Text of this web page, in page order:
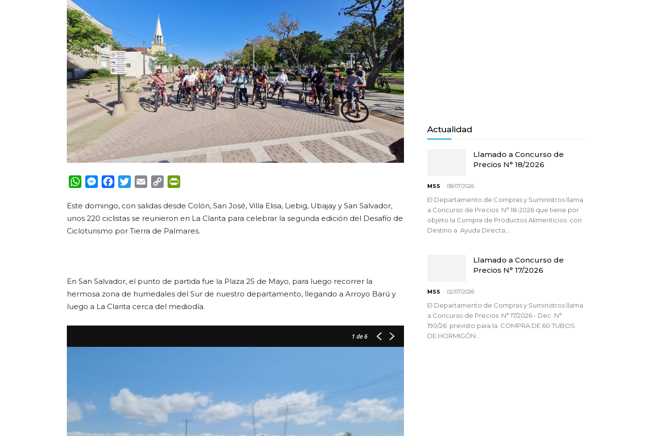
Salvador
WhatsApp
Messenger
FacebookTwitterEmail Copy
Este domingo, con salidas desde Colón, San José, Villa Elisa, Liebig, Ubajay y San Salvador,
unos 220 ciclistas se reunieron en La Clarita para celebrar la segunda edición del Desafío de
Cicloturismo por Tierra de Palmares.
En San Salvador, el punto de partida fue la Plaza 25 de Mayo, para luego recorrer la
hermosa zona de humedales del Sur de nuestro departamento, llegando a Arroyo Barú y
luego a La Clarita cerca del mediodía.
1 de 6
Actualidad
Llamado a Concurso de
Precios N° 18/2026
MSS - 08/07/2026
El Departamento de Compras y Suministros llama
a Concurso de Precios N° 18-2026 que tiene por
objeto la Compra de Productos Alimenticios con
Destino a Ayuda Directa;...
Llamado a Concurso de
Precios N° 17/2026
MSS - 02/07/2026
El Departamento de Compras y Suministros llama
a Concurso de Precios N° 17/2026 - Dec. N°
190/26 previsto para la COMPRA DE 60 TUBOS
DE HORMIGÓN...